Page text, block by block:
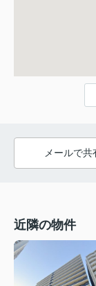
メールで共
近隣の物件